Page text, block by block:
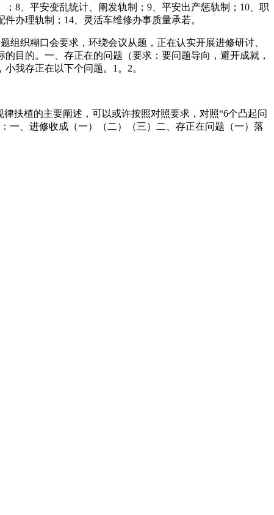
8、平安变乱统计、阐发轨制；9、平安出产惩轨制；10、职
办理轨制；14、灵活车维修办事质量承若。
织糊口会要求，环绕会议从题，正在认实开展进修研讨、
目的。一、存正在的问题（要求：要问题导向，避开成就，
我存正在以下个问题。1。2。
扶植的主要阐述，可以或许按照对照要求，对照“6个凸起问
一、进修收成（一）（二）（三）二、存正在问题（一）落